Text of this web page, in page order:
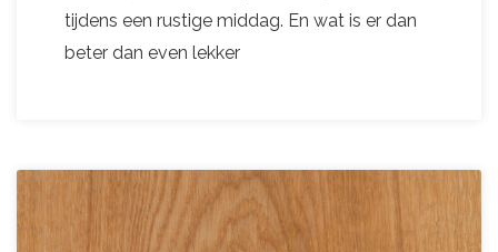
tijdens een rustige middag. En wat is er dan
beter dan even lekker